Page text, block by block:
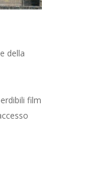
della
film